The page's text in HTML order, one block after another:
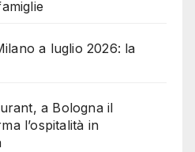
a luglio 2026: la
a Bologna il
l’ospitalità in